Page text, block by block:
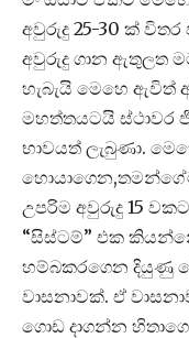
අවුරුදු 25-30 ක්
අවුරුදු ගාන ඇතුලත
හැබැයි මෙහෙ ඇවිත්
මහත්තයටයි ස්ථාවර
භාවයත් ලැබුණා.
උපරිම අවුරුදු 15
“සිස්ටම්” එක
හම්බකරගෙන දියුණු
වාසනාවක්. ඒ
ගොඩ දාගන්න